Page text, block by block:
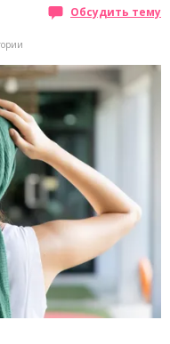
Обсудить тему